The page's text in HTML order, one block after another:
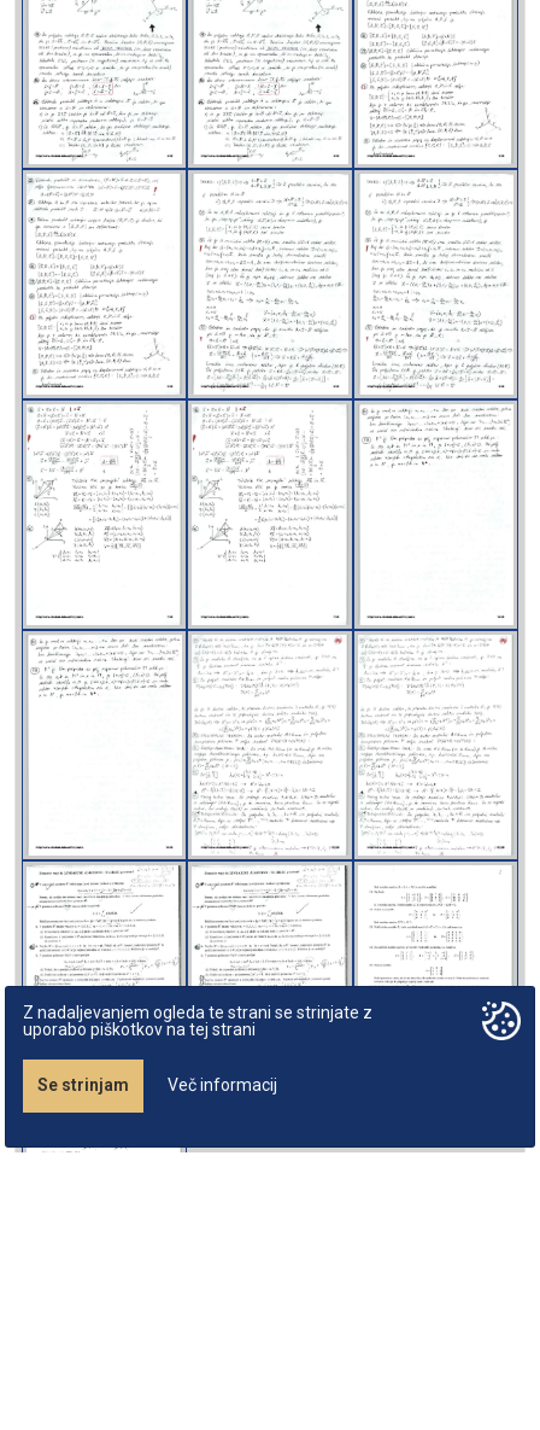
Z nadaljevanjem ogleda te strani se strinjate z
uporabo piškotkov na tej strani
Se strinjam Več informacij